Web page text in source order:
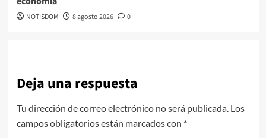
NOTISDOM 8 agosto 2026 0
Deja una respuesta
Tu dirección de correo electrónico no será publicada. Los
campos obligatorios están marcados con *